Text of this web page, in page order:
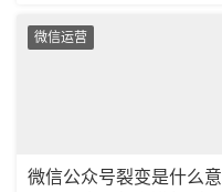
微信运营
微信公众号裂变是什么意